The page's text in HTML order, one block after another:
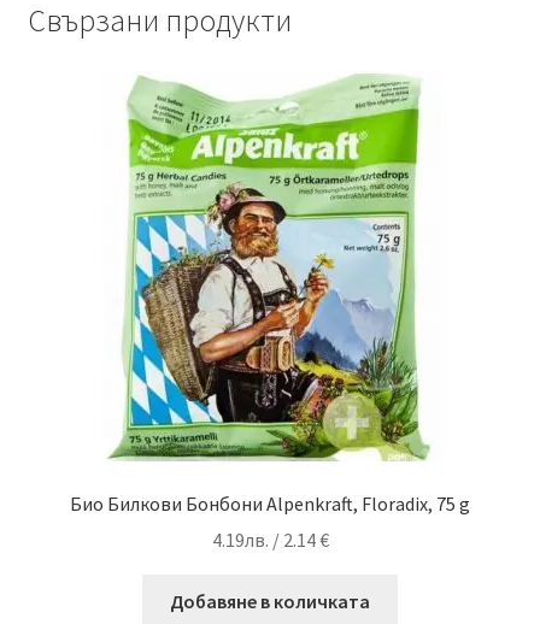
Свързани продукти
Био Билкови Бонбони Alpenkraft, Floradix, 75 g
4.19лв. / 2.14 €
Добавяне в количката